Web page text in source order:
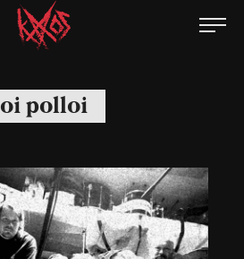
Kaaoszine
oi polloi